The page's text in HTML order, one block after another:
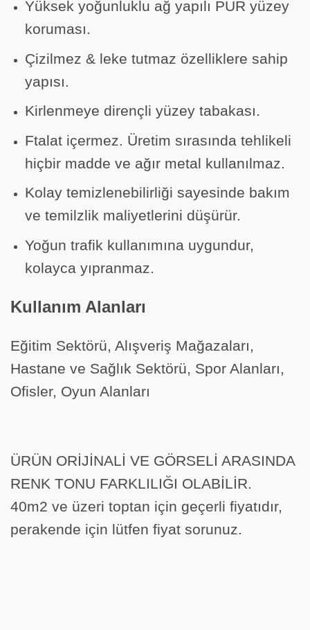
Yüksek yoğunluklu ağ yapılı PUR yüzey
koruması.
Çizilmez & leke tutmaz özelliklere sahip
yapısı.
Kirlenmeye dirençli yüzey tabakası.
Ftalat içermez. Üretim sırasında tehlikeli
hiçbir madde ve ağır metal kullanılmaz.
Kolay temizlenebilirliği sayesinde bakım
ve temilzlik maliyetlerini düşürür.
Yoğun trafik kullanımına uygundur,
kolayca yıpranmaz.
Kullanım Alanları
Eğitim Sektörü, Alışveriş Mağazaları,
Hastane ve Sağlık Sektörü, Spor Alanları,
Ofisler, Oyun Alanları
ÜRÜN ORİJİNALİ VE GÖRSELİ ARASINDA
RENK TONU FARKLILIĞI OLABİLİR.
40m2 ve üzeri toptan için geçerli fiyatıdır,
perakende için lütfen fiyat sorunuz.